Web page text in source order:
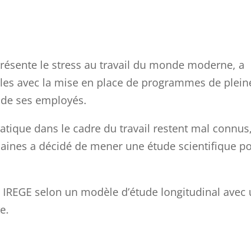
le stress au travail du monde moderne, a
avec la mise en place de programmes de
ses employés.
dans le cadre du travail restent mal
a décidé de mener une étude scientifique
selon un modèle d’étude longitudinal avec